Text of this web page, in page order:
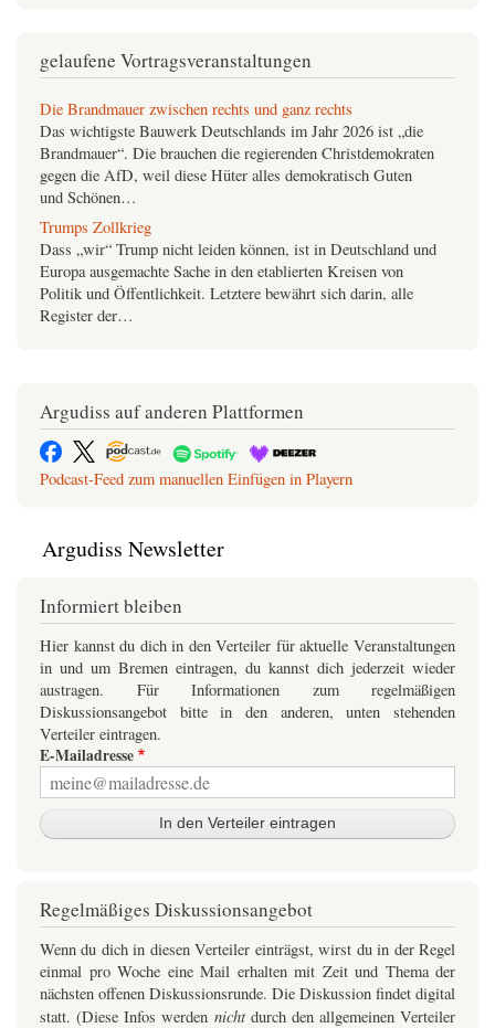
Im vorgezogenen Wahlkampf 2025 waren
Migrantennicht bloß das beherrschende Thema: Praktisch
war Deutschlands demokratischer Diskurs von dem Konsens
bestimmt,…
gelaufene Vortragsveranstaltungen
Die Brandmauer zwischen rechts und ganz rechts
Das wichtigste Bauwerk Deutschlands im Jahr 2026 ist „die
Brandmauer“. Die brauchen die regierenden Christdemokraten
gegen die AfD, weil diese Hüter alles demokratisch Guten
und Schönen…
Trumps Zollkrieg
Dass „wir“ Trump nicht leiden können, ist in Deutschland und
Europa ausgemachte Sache in den etablierten Kreisen von
Politik und Öffentlichkeit. Letztere bewährt sich darin, alle
Register der…
zum marktwirtschaftlichen Erfahrungsschatz. Zumindest nicht
mit der eigenen Arbeit eigenen Reichtum.
Deutschland bzw. Österreich und seine Migration
Migration wardas Thema des jüngsten Wahlkampfes. Und
Argudiss auf anderen Plattformen
Podcast-Feed zum manuellen Einfügen in Playern
Argudiss Newsletter
Informiert bleiben
Hier kannst du dich in den Verteiler für aktuelle Veranstaltungen
in und um Bremen eintragen, du kannst dich jederzeit wieder
austragen. Für Informationen zum regelmäßigen
Diskussionsangebot bitte in den anderen, unten stehenden
Verteiler eintragen.
E-Mailadresse
Regelmäßiges Diskussionsangebot
Wenn du dich in diesen Verteiler einträgst, wirst du in der Regel
einmal pro Woche eine Mail erhalten mit Zeit und Thema der
nächsten offenen Diskussionsrunde. Die Diskussion findet digital
statt. (Diese Infos werden nichtdurch den allgemeinen Verteiler